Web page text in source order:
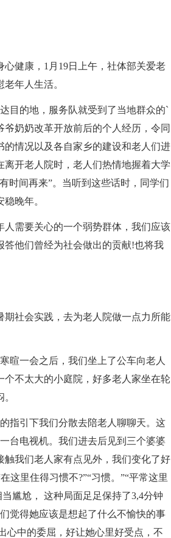
健康，1月19日上午，社体部关爱老
年人生活。
的地，服务队就受到了当地群众的`
奶奶改革开放前后的个人经历，令同
情况以及各自家乡的建设和老人们进
开老人院时，老人们热情地握着大学
时间再来”。当听到这些话时，同学们
晚年。
需要关心的一个弱势群体，我们应该
答他们曾经为社会做出的贡献!也将我
社会实践，去为老人院做一点力所能
一会之后，我们坐上了公车向老人
不太大的小庭院，好多老人家坐在轮
引下我们分散去陪老人聊聊天。这
台电视机。我们进去后见到三个婆婆
我们老人家有点见外，我们变化了好
这里住得习惯不?”“习惯。”“平常这里
尴尬， 这种局面足足保持了3,4分钟
觉得她应该是想起了什么不愉快的事
心中的委屈，好让她心里好受点，不